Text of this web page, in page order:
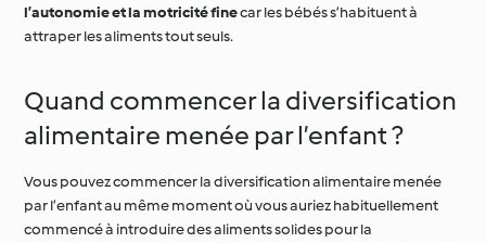
l’autonomie et la motricité finecar les bébés s’habituent à
attraper les aliments tout seuls.
Quand commencer la diversification
alimentaire menée par l’enfant ?
Vous pouvez commencer la diversification alimentaire menée
par l’enfant au même moment où vous auriez habituellement
commencé à introduire des aliments solides pour la